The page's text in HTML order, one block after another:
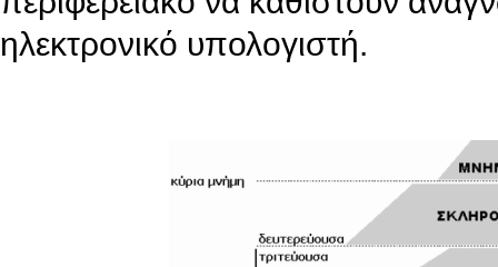
ηλεκτρονικό υπολογιστή.